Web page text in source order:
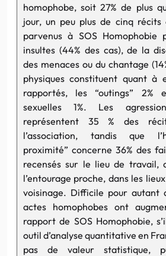
homophobe, soit 27% de plus
jour, un peu plus de cinq récits
parvenus à SOS Homophobie
insultes (44% des cas), de la
des menaces ou du chantage
physiques constituent quantà
rapportés, les “outings” 2%
sexuelles 1%. Les
représentent 35 % des
l’association, tandisque
proximité” concerne 36% des
recensés sur le lieu de travail,
l’entourage proche, dans les
voisinage. Difficile pour autant
actes homophobesont
rapport de SOS Homophobie,
outil d’analyse quantitative en
pas de valeur statistique,